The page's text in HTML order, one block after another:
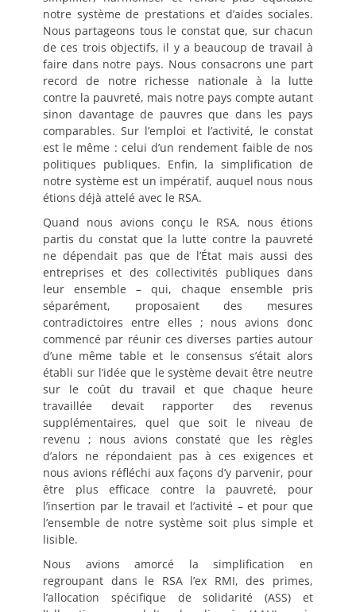
notre système de prestations et d’aides sociales.
Nous partageons tous le constat que, sur chacun
de ces trois objectifs, il y a beaucoup de travail à
faire dans notre pays. Nous consacrons une part
record de notre richesse nationale à la lutte
contre la pauvreté, mais notre pays compte autant
sinon davantage de pauvres que dans les pays
comparables. Sur l’emploi et l’activité, le constat
est le même : celui d’un rendement faible de nos
politiques publiques. Enfin, la simplification de
notre système est un impératif, auquel nous nous
étions déjà attelé avec le RSA.
Quand nous avions conçu le RSA, nous étions
partis du constat que la lutte contre la pauvreté
ne dépendait pas que de l’État mais aussi des
entreprises et des collectivités publiques dans
leur ensemble – qui, chaque ensemble pris
séparément, proposaient des mesures
contradictoires entre elles ; nous avions donc
commencé par réunir ces diverses parties autour
d’une même table et le consensus s’était alors
établi sur l’idée que le système devait être neutre
sur le coût du travail et que chaque heure
travaillée devait rapporter des revenus
supplémentaires, quel que soit le niveau de
revenu ; nous avions constaté que les règles
d’alors ne répondaient pas à ces exigences et
nous avions réfléchi aux façons d’y parvenir, pour
être plus efficace contre la pauvreté, pour
l’insertion par le travail et l’activité – et pour que
l’ensemble de notre système soit plus simple et
lisible.
Nous avions amorcé la simplification en
regroupant dans le RSA l’ex RMI, des primes,
l’allocation spécifique de solidarité (ASS) et